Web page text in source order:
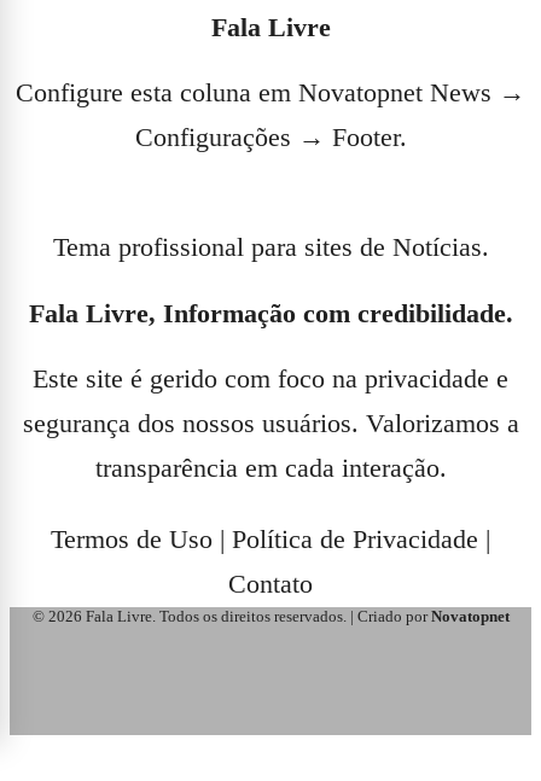
Fala Livre
Configure esta coluna em Novatopnet News →
Configurações → Footer.
Tema profissional para sites de Notícias.
Fala Livre, Informação com credibilidade.
Este site é gerido com foco na privacidade e
segurança dos nossos usuários. Valorizamos a
transparência em cada interação.
Termos de Uso | Política de Privacidade |
Contato
© 2026 Fala Livre. Todos os direitos reservados. | Criado porNovatopnet